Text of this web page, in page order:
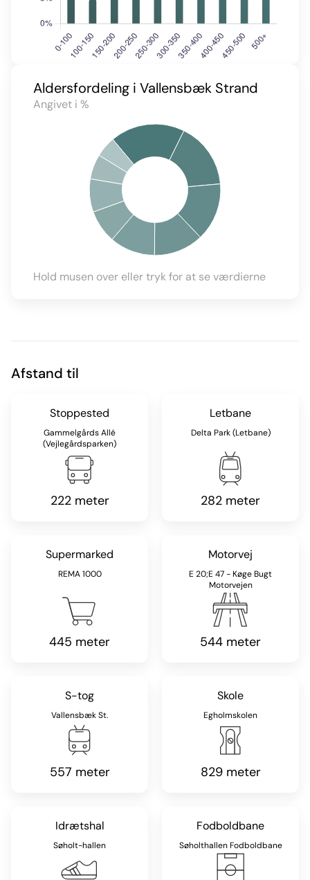
Aldersfordeling i Vallensbæk Strand
Angivet i %
Hold musen over eller tryk for at se værdierne
Afstand til
Stoppested
Gammelgårds Allé
(Vejlegårdsparken)
222 meter
Letbane
Delta Park (Letbane)
282 meter
Supermarked
REMA 1000
445 meter
Motorvej
E 20;E 47 - Køge Bugt
Motorvejen
544 meter
S-tog
Vallensbæk St.
557 meter
Skole
Egholmskolen
829 meter
Idrætshal
Søholt-hallen
Fodboldbane
Søholthallen Fodboldbane